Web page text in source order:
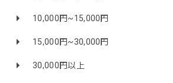
10,000円~15,000円
15,000円~30,000円
30,000円以上